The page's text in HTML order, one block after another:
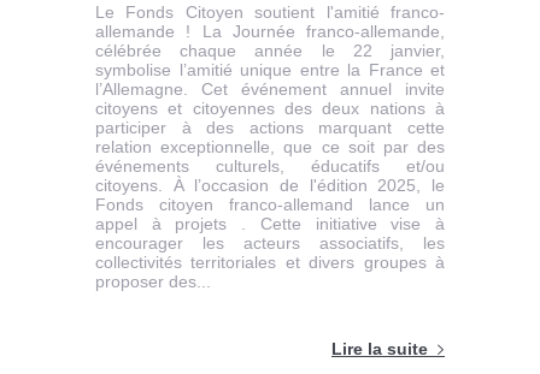
Le Fonds Citoyen soutient l'amitié franco-
allemande ! La Journée franco-allemande,
célébrée chaque année le 22 janvier,
symbolise l’amitié unique entre la France et
l’Allemagne. Cet événement annuel invite
citoyens et citoyennes des deux nations à
participer à des actions marquant cette
relation exceptionnelle, que ce soit par des
événements culturels, éducatifs et/ou
citoyens. À l’occasion de l'édition 2025, le
Fonds citoyen franco-allemand lance un
appel à projets . Cette initiative vise à
encourager les acteurs associatifs, les
collectivités territoriales et divers groupes à
proposer des...
Lire la suite